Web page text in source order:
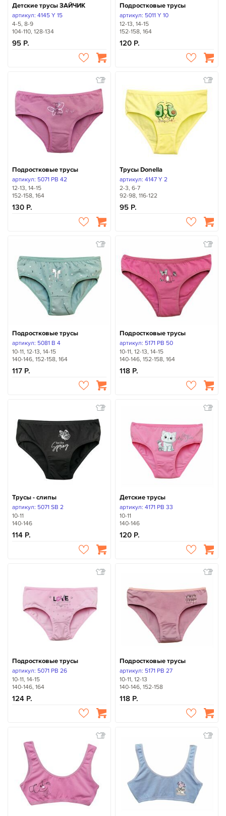
Детские трусы ЗАЙЧИК
артикул: 4145 Y 15
4-5, 8-9
104-110, 128-134
95
Подростковые трусы
артикул: 5011 Y 10
12-13, 14-15
152-158, 164
120
Подростковые трусы
артикул: 5071 PB 42
12-13, 14-15
152-158, 164
130
Трусы Donella
артикул: 4147 Y 2
2-3, 6-7
92-98, 116-122
95
Подростковые трусы
артикул: 5081 B 4
10-11, 12-13, 14-15
140-146, 152-158, 164
117
Подростковые трусы
артикул: 5171 PB 50
10-11, 12-13, 14-15
140-146, 152-158, 164
118
Трусы - слипы
артикул: 5071 SB 2
10-11
140-146
114
Детские трусы
артикул: 4171 PB 33
10-11
140-146
120
Подростковые трусы
артикул: 5071 PB 26
10-11, 14-15
140-146, 164
124
Подростковые трусы
артикул: 5171 PB 27
10-11, 12-13
140-146, 152-158
118